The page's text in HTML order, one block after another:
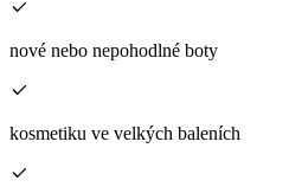
nové nebo nepohodlné boty
kosmetiku ve velkých baleních